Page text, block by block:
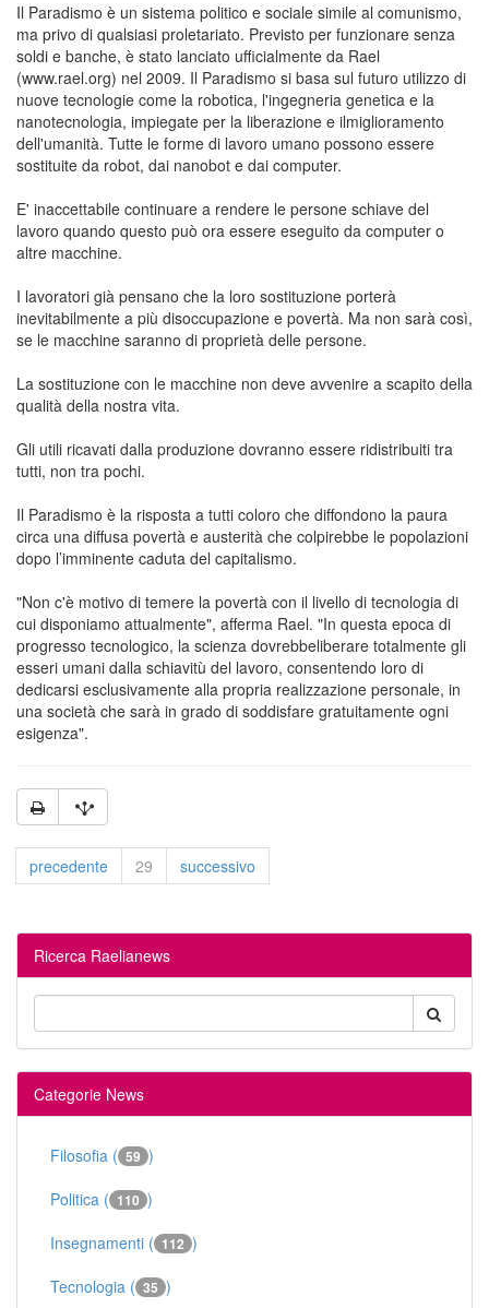
Il Paradismo è un sistema politico e sociale simile al comunismo,
ma privo di qualsiasi proletariato. Previsto per funzionare senza
soldi e banche, è stato lanciato ufficialmente da Rael
(www.rael.org) nel 2009. Il Paradismo si basa sul futuro utilizzo di
nuove tecnologie come la robotica, l'ingegneria genetica e la
nanotecnologia, impiegate per la liberazione e ilmiglioramento
dell'umanità. Tutte le forme di lavoro umano possono essere
sostituite da robot, dai nanobot e dai computer.
E' inaccettabile continuare a rendere le persone schiave del
lavoro quando questo può ora essere eseguito da computer o
altre macchine.
I lavoratori già pensano che la loro sostituzione porterà
inevitabilmente a più disoccupazione e povertà. Ma non sarà così,
se le macchine saranno di proprietà delle persone.
La sostituzione con le macchine non deve avvenire a scapito della
qualità della nostra vita.
Gli utili ricavati dalla produzione dovranno essere ridistribuiti tra
tutti, non tra pochi.
Il Paradismo è la risposta a tutti coloro che diffondono la paura
circa una diffusa povertà e austerità che colpirebbe le popolazioni
dopo l’imminente caduta del capitalismo.
"Non c'è motivo di temere la povertà con il livello di tecnologia di
cui disponiamo attualmente", afferma Rael. "In questa epoca di
progresso tecnologico, la scienza dovrebbeliberare totalmente gli
esseri umani dalla schiavitù del lavoro, consentendo loro di
dedicarsi esclusivamente alla propria realizzazione personale, in
una società che sarà in grado di soddisfare gratuitamente ogni
esigenza".
precedente 29 successivo
Ricerca Raelianews
Categorie News
Filosofia ( 59 )
Politica ( 110 )
Insegnamenti ( 112 )
Tecnologia ( 35 )